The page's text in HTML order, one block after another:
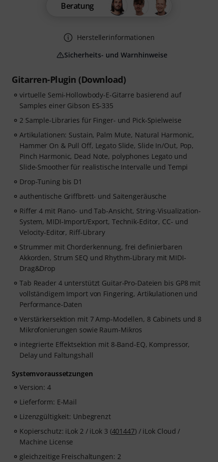
Gitarren-Plugin (Download)
virtuelle Semi-Hollowbody-E-Gitarre basierend auf
Samples einer Gibson ES-335
2 Sample-Libraries für Finger- und Pick-Spielweise
Artikulationen: Sustain, Palm Mute, Natural Harmonic,
Hammer On & Pull Off, Legato Slide, Slide In/Out, Pop,
Pinch Harmonic, Dead Note, polyphones Legato und
Slide-Smoother für realistische Intervalle und Tempi
Drop-Tuning bis D1
authentische Griffbrett- und Saitengeräusche
Riffer 4 mit Piano- und Tab-Ansicht, String-Visualization-
System, MIDI-Import/Export, Technik-Editor, CC- und
Velocity-Editor, Riff-Library
Strummer mit Chorderkennung, frei definierbaren
Akkorden, Strum SEQ und Rhythm-Library mit MIDI-
Drag&Drop
Tab Reader 4 unterstützt Guitar-Pro-Dateien bis GP8 mit
vollständigem Import von Fingering, Artikulationen und
Performance-Daten
Verstärkersektion mit 7 Amp-Modellen, 8 Cabinets und 8
Mikrofonierungen sowie Raum-Mikros
integrierte Effektsektion mit 8-Band-EQ, Kompressor,
Delay und Faltungshall
Systemvoraussetzungen
Version: 4
Lieferform: E-Mail
Lizenzgültigkeit: Unbegrenzt
Kopierschutz: iLok 2 / iLok 3 (401447) / iLok Cloud /
Machine License
gleichzeitige Freischaltungen: 2
Beratung
Herstellerinformationen
Sicherheits- und Warnhinweise